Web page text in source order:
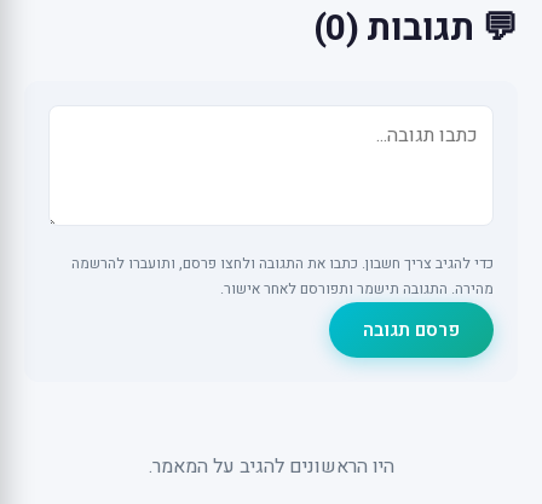
💬 תגובות (0)
כדי להגיב צריך חשבון. כתבו את התגובה ולחצו פרסם, ותועברו להרשמה
מהירה. התגובה תישמר ותפורסם לאחר אישור.
פרסם תגובה
היו הראשונים להגיב על המאמר.